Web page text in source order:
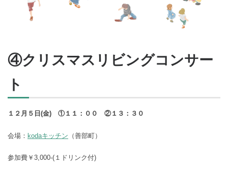
④クリスマスリビングコンサー
ト
１２月５日(金) ①１１：００ ②１３：３０
会場： kodaキッチン （善部町）
参加費￥3,000-(１ドリンク付)